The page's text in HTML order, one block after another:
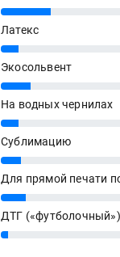
20%
Латекс
7%
Экосольвент
12%
На водных чернилах
7%
Сублимацию
8%
Для прямой печати
10%
ДТГ («футболочный»)
3%